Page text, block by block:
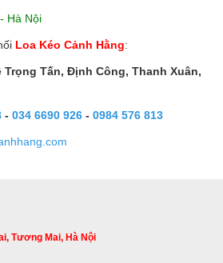
Hà Nội
Loa Kéo Cảnh Hằng:
Trọng Tấn, Định Công, Thanh Xuân,
- 034 6690 926 - 0984 576 813
Tương Mai, Hà Nội